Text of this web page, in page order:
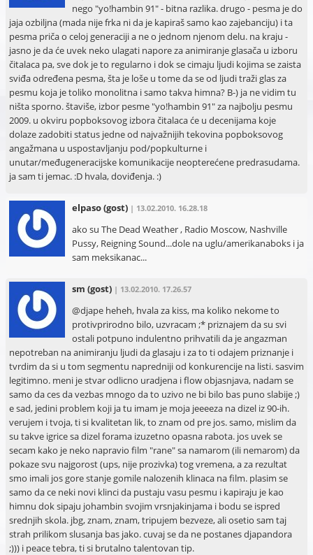
nego "yo!hambin 91" - bitna razlika. drugo - pesma je do
jaja ozbiljna (mada nije frka ni da je kapiraš samo kao zajebanciju) i ta
pesma priča o celoj generaciji a ne o jednom njenom delu. na kraju -
jasno je da će uvek neko ulagati napore za animiranje glasača u izboru
čitalaca pa, sve dok je to regularno i dok se cimaju ljudi kojima se zaista
sviđa određena pesma, šta je loše u tome da se od ljudi traži glas za
pesmu koja je toliko monolitna i samo takva himna? B-) ja ne vidim tu
ništa sporno. štaviše, izbor pesme "yo!hambin 91" za najbolju pesmu
2009. u okviru popboksovog izbora čitalaca će u decenijama koje
dolaze zadobiti status jedne od najvažnijih tekovina popboksovog
angažmana u uspostavljanju pod/popkulturne i
unutar/međugeneracijske komunikacije neopterećene predrasudama.
ja sam ti jemac. :D hvala, doviđenja. :)
elpaso(gost) | 13.02.2010. 16.28.18
ako su The Dead Weather , Radio Moscow, Nashville
Pussy, Reigning Sound...dole na uglu/amerikanaboks i ja
sam meksikanac...
sm (gost) | 13.02.2010. 17.26.57
@djape heheh, hvala za kiss, ma koliko nekome to
protivprirodno bilo, uzvracam ;* priznajem da su svi
ostali potpuno indulentno prihvatili da je angazman
nepotreban na animiranju ljudi da glasaju i za to ti odajem priznanje i
tvrdim da si u tom segmentu napredniji od konkurencije na listi. sasvim
legitimno. meni je stvar odlicno uradjena i flow objasnjava, nadam se
samo da ces da vezbas mnogo da to uzivo ne bi bilo bas puno slabije ;)
e sad, jedini problem koji ja tu imam je moja jeeeeza na dizel iz 90-ih.
verujem i tvoja, ti si kvalitetan lik, to znam od pre jos. samo, mislim da
su takve igrice sa dizel forama izuzetno opasna rabota. jos uvek se
secam kako je neko napravio film "rane" sa namarom (ili nemarom) da
pokaze svu najgorost (ups, nije prozivka) tog vremena, a za rezultat
smo imali jos gore stanje gomile nalozenih klinaca na film. plasim se
samo da ce neki novi klinci da pustaju vasu pesmu i kapiraju je kao
himnu dok sipaju johambin svojim vrsnjakinjama i bodu se ispred
srednjih skola. jbg, znam, znam, tripujem bezveze, ali osetio sam taj
strah prilikom slusanja bas jako. cuvaj se da ne postanes djapandora
;))) i peace tebra, ti si brutalno talentovan tip.